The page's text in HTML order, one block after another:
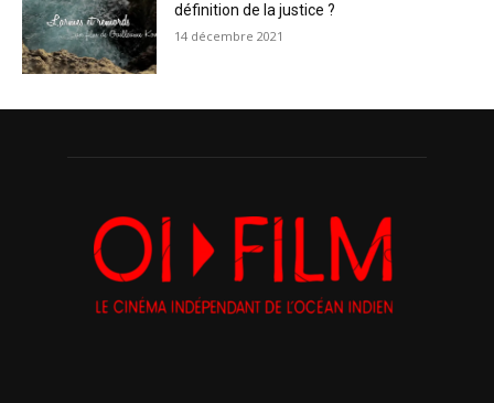
définition de la justice ?
14 décembre 2021